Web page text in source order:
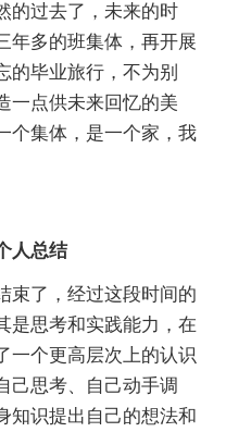
的过去了，未来的时
年多的班集体，再开展
的毕业旅行，不为别
一点供未来回忆的美
个集体，是一个家，我
人总结
束了，经过这段时间的
是思考和实践能力，在
一个更高层次上的认识
己思考、自己动手调
知识提出自己的想法和